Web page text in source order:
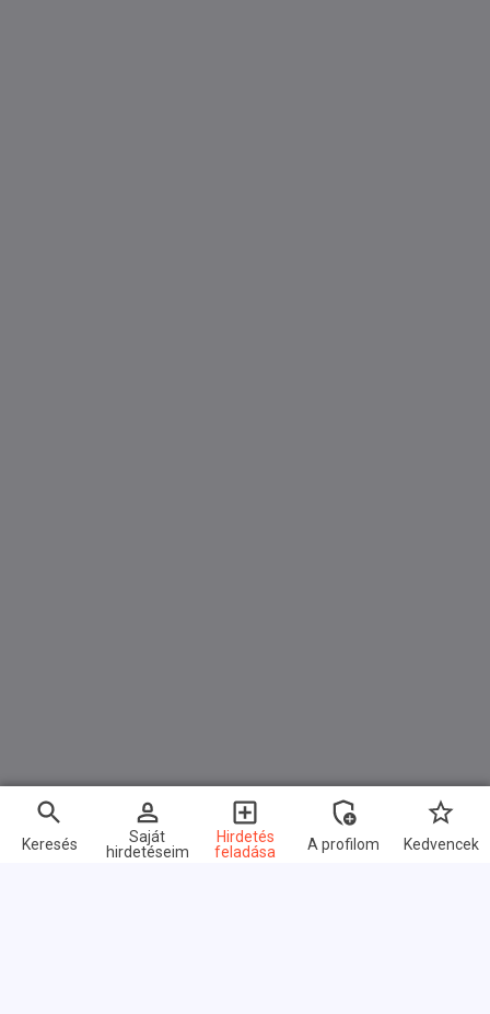
Keresés
Saját
hirdetéseim
Hirdetés
feladása
A profilom Kedvencek